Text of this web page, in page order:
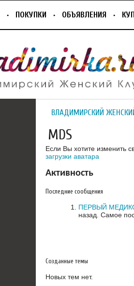
ПОКУПКИ ОБЪЯВЛЕНИЯ
ВЛАДИМИРСКИЙ
MDS
Если Вы хотите изменить
загрузки аватара
Активность
Последние сообщения
ПЕРВЫЙ
назад. Самое
Созданные темы
Новых тем нет.